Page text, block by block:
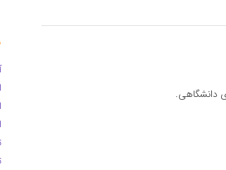
دانشگاهی.